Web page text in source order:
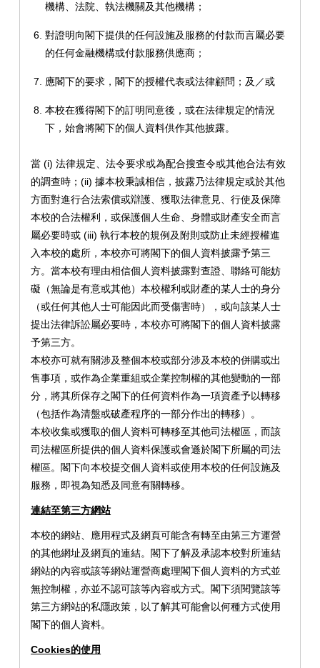
機構、法院、執法機關及其他機構；
對證明向閣下提供的任何設施及服務的付款而言屬必要
的任何金融機構或付款服務供應商；
應閣下的要求，閣下的授權代表或法律顧問；及／或
本校在獲得閣下的訂明同意後，或在法律規定的情況
下，始會將閣下的個人資料供作其他披露。
當 (i) 法律規定、法令要求或為配合搜查令或其他合法有效
的調查時；(ii) 據本校秉誠相信，披露乃法律規定或於其他
方面對進行合法索償或辯護、獲取法律意見、行使及保障
本校的合法權利，或保護個人生命、身體或財產安全而言
屬必要時或 (iii) 執行本校的規例及附則或防止未經授權進
入本校的處所，本校亦可將閣下的個人資料披露予第三
方。當本校有理由相信個人資料披露對查證、聯絡可能妨
礙（無論是有意或其他）本校權利或財產的某人士的身分
（或任何其他人士可能因此而受傷害時），或向該某人士
提出法律訴訟屬必要時，本校亦可將閣下的個人資料披露
予第三方。
本校亦可就有關涉及整個本校或部分涉及本校的併購或出
售事項，或作為企業重組或企業控制權的其他變動的一部
分，將其所保存之閣下的任何資料作為一項資產予以轉移
（包括作為清盤或破產程序的一部分作出的轉移）。
本校收集或獲取的個人資料可轉移至其他司法權區，而該
司法權區所提供的個人資料保護或會遜於閣下所屬的司法
權區。閣下向本校提交個人資料或使用本校的任何設施及
服務，即視為知悉及同意有關轉移。
連結至第三方網站
本校的網站、應用程式及網頁可能含有轉至由第三方運營
的其他網址及網頁的連結。閣下了解及承認本校對所連結
網站的內容或該等網站運營商處理閣下個人資料的方式並
無控制權，亦並不認可該等內容或方式。閣下須閱覽該等
第三方網站的私隱政策，以了解其可能會以何種方式使用
閣下的個人資料。
Cookies的使用